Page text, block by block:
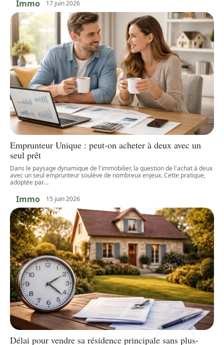
Immo 17 juin 2026
Emprunteur Unique : peut-on acheter à deux avec un
seul prêt
Dans le paysage dynamique de l'immobilier, la question de l'achat à deux
avec un seul emprunteur soulève de nombreux enjeux. Cette pratique,
adoptée par…
Immo 15 juin 2026
Délai pour vendre sa résidence principale sans plus-